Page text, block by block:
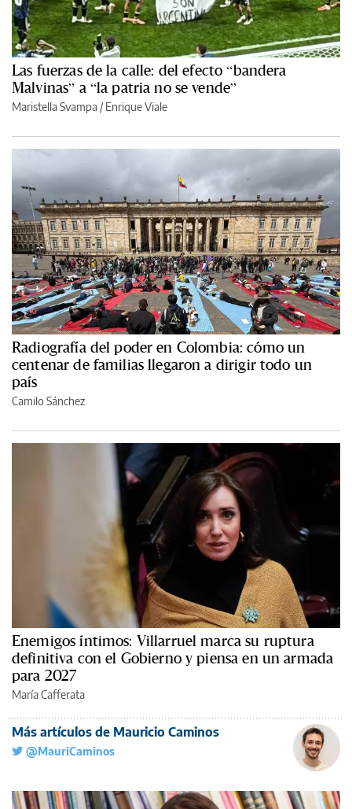
Las fuerzas de la calle: del efecto “bandera
Malvinas” a “la patria no se vende”
Maristella Svampa /Enrique Viale
Radiografía del poder en Colombia: cómo un
centenar de familias llegaron a dirigir todo un
país
Camilo Sánchez
Enemigos íntimos: Villarruel marca su ruptura
definitiva con el Gobierno y piensa en un armada
para 2027
María Cafferata
Más artículos de Mauricio Caminos
@MauriCaminos